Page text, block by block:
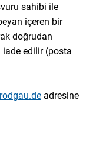
sahibi ile
içeren bir
doğrudan
iade edilir (posta
adresine